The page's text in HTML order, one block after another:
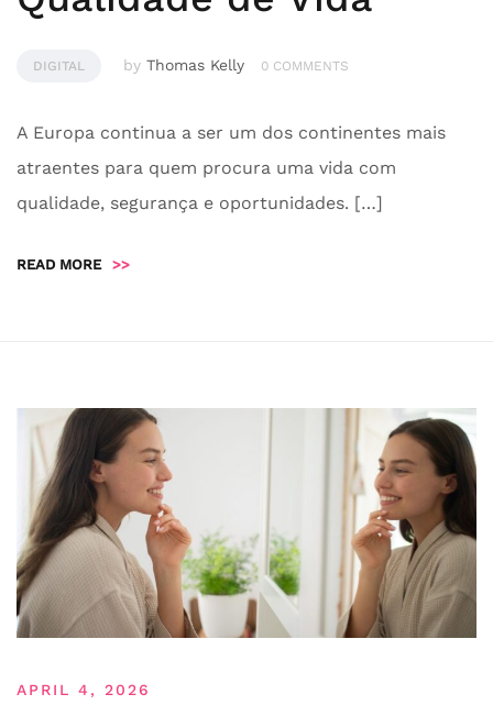
DIGITAL by Thomas Kelly 0 COMMENTS
A Europa continua a ser um dos continentes mais
atraentes para quem procura uma vida com
qualidade, segurança e oportunidades. […]
READ MORE >>
APRIL 4, 2026